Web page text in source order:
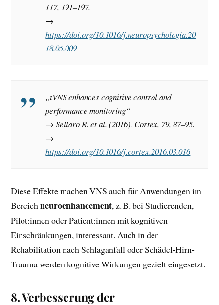
117, 191–197.
→
https://doi.org/10.1016/j.neuropsychologia.20
18.05.009
„tVNS enhances cognitive control and
performance monitoring“
→ Sellaro R. et al. (2016). Cortex, 79, 87–95.
→
https://doi.org/10.1016/j.cortex.2016.03.016
Diese Effekte machen VNS auch für Anwendungen im
Bereichneuroenhancement, z. B. bei Studierenden,
Pilot:innen oder Patient:innen mit kognitiven
Einschränkungen, interessant. Auch in der
Rehabilitation nach Schlaganfall oder Schädel-Hirn-
Trauma werden kognitive Wirkungen gezielt eingesetzt.
8.Verbesserung der